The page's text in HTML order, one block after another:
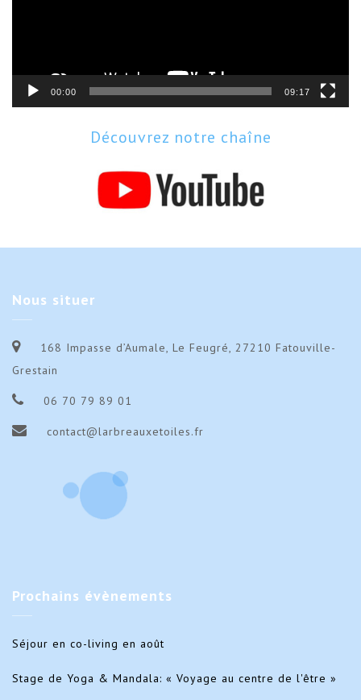
00:00 09:17
Découvrez notre chaîne
Nous situer
168 Impasse d’Aumale, Le Feugré, 27210 Fatouville-
Grestain
06 70 79 89 01
contact@larbreauxetoiles.fr
Prochains évènements
Séjour en co-living en août
Stage de Yoga & Mandala: « Voyage au centre de l'être »